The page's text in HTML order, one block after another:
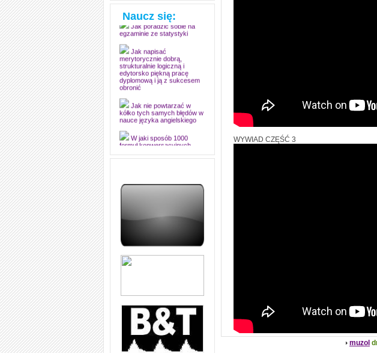
Naucz się:
egzamin? Poznaj metody
mistrzów
Jak poradzić sobie na
egzaminie ze statystyki
Jak napisać
merytorycznie dobrą,
strukturalnie logiczną i
edytorsko piękną pracę
dyplomową i ją z sukcesem
obronić
Jak nie powtarzać w
kółko tych samych błędów w
nauce języka angielskiego
W jaki sposób 1000
pozwoli Ci opanować język
zapamiętasz
zrozumiale wytłumaczył, na
(reported speech) w języku
angielskim
dłużej!
WYWIAD CZĘŚĆ 3
muzol